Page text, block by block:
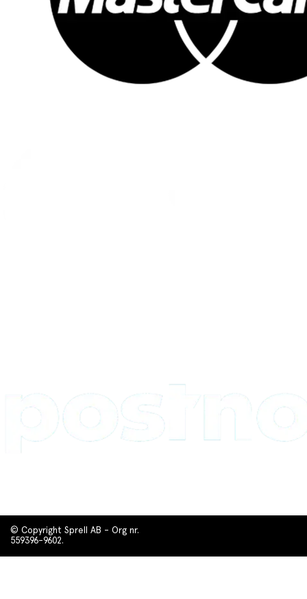
© Copyright Sprell AB - Org nr.
559396-9602.